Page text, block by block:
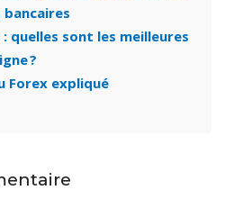
quelles sont les meilleures
?
Forex expliqué